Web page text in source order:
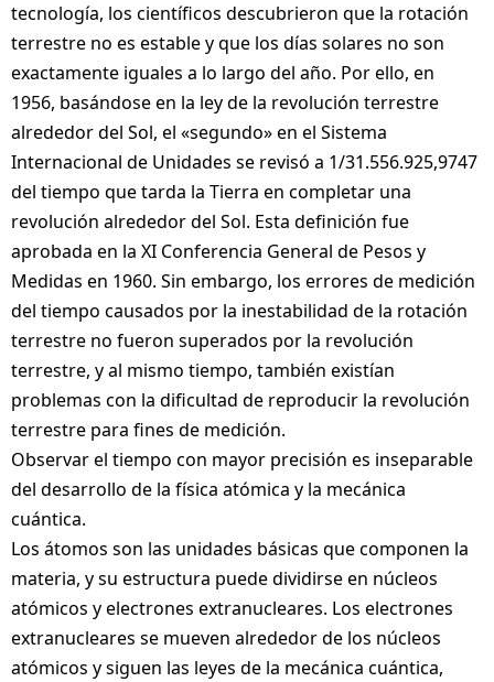
tecnología, los científicos descubrieron que la rotación
terrestre no es estable y que los días solares no son
exactamente iguales a lo largo del año. Por ello, en
1956, basándose en la ley de la revolución terrestre
alrededor del Sol, el «segundo» en el Sistema
Internacional de Unidades se revisó a 1/31.556.925,9747
del tiempo que tarda la Tierra en completar una
revolución alrededor del Sol. Esta definición fue
aprobada en la XI Conferencia General de Pesos y
Medidas en 1960. Sin embargo, los errores de medición
del tiempo causados por la inestabilidad de la rotación
terrestre no fueron superados por la revolución
terrestre, y al mismo tiempo, también existían
problemas con la dificultad de reproducir la revolución
terrestre para fines de medición.
Observar el tiempo con mayor precisión es inseparable
del desarrollo de la física atómica y la mecánica
cuántica.
Los átomos son las unidades básicas que componen la
materia, y su estructura puede dividirse en núcleos
atómicos y electrones extranucleares. Los electrones
extranucleares se mueven alrededor de los núcleos
atómicos y siguen las leyes de la mecánica cuántica,